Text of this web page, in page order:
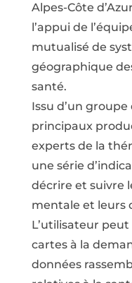
Alpes-Côte
l’appui de
mutualisé de
géographique
santé.
Issu d’un
principaux
experts de la
une série
décrire et suivre
mentale et leurs
L’utilisateur
cartes à la
données